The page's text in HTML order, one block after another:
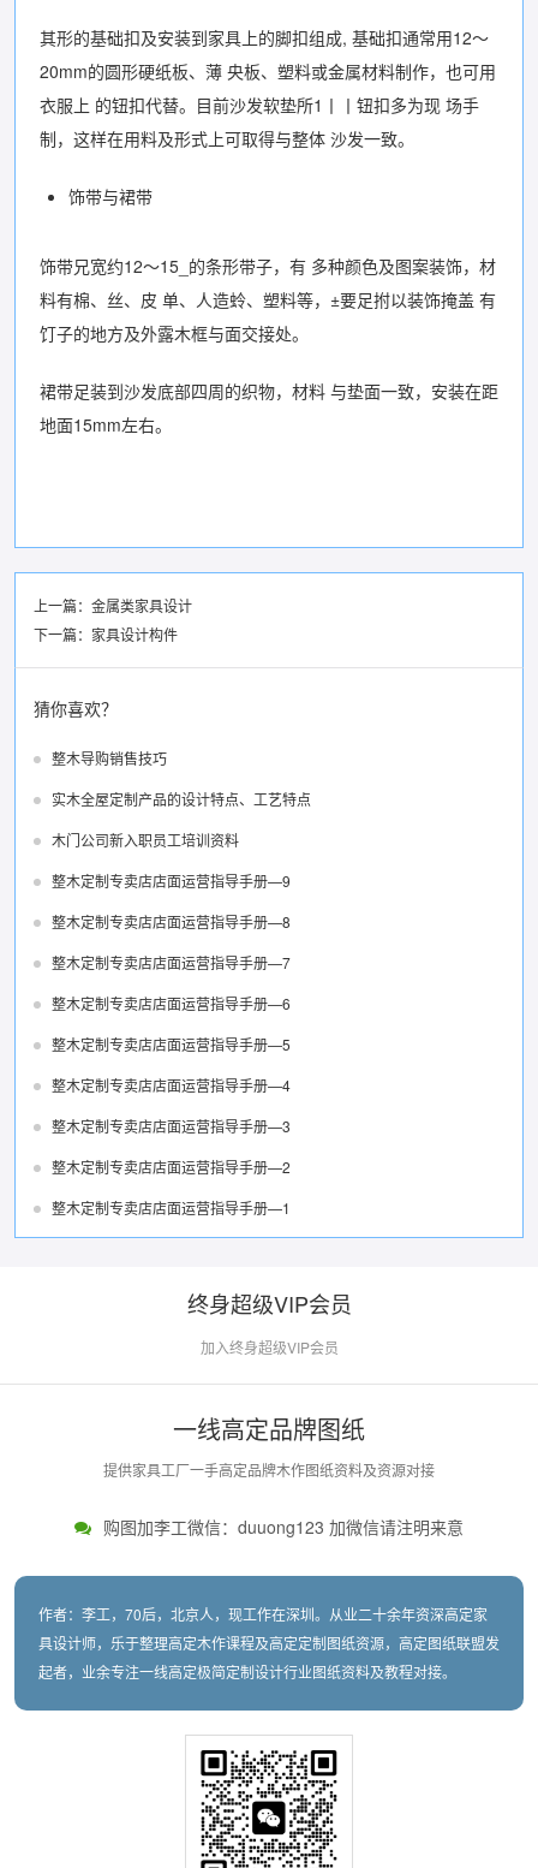
其形的基础扣及安装到家具上的脚扣组成, 基础扣通常用12〜
20mm的圆形硬纸板、薄 央板、塑料或金属材料制作，也可用
衣服上 的钮扣代替。目前沙发软垫所1丨丨钮扣多为现 场手
制，这样在用料及形式上可取得与整体 沙发一致。
饰带与裙带
饰带兄宽约12〜15_的条形带子，有 多种颜色及图案装饰，材
料有棉、丝、皮 单、人造蛉、塑料等，±要足拊以装饰掩盖 有
饤子的地方及外露木框与面交接处。
裙带足装到沙发底部四周的织物，材料 与垫面一致，安装在距
地面15mm左右。
上一篇： 金属类家具设计
下一篇： 家具设计构件
猜你喜欢？
整木导购销售技巧
实木全屋定制产品的设计特点、工艺特点
木门公司新入职员工培训资料
整木定制专卖店店面运营指导手册—9
整木定制专卖店店面运营指导手册—8
整木定制专卖店店面运营指导手册—7
整木定制专卖店店面运营指导手册—6
整木定制专卖店店面运营指导手册—5
整木定制专卖店店面运营指导手册—4
整木定制专卖店店面运营指导手册—3
整木定制专卖店店面运营指导手册—2
整木定制专卖店店面运营指导手册—1
终身超级VIP会员
加入终身超级VIP会员
一线高定品牌图纸
提供家具工厂一手高定品牌木作图纸资料及资源对接
购图加李工微信：duuong123 加微信请注明来意
作者：李工，70后，北京人，现工作在深圳。从业二十余年资深高定家
具设计师，乐于整理高定木作课程及高定定制图纸资源，高定图纸联盟发
起者，业余专注一线高定极简定制设计行业图纸资料及教程对接。